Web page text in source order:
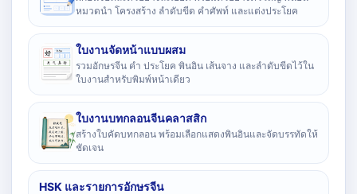
หมวดนำ โครงสร้าง ลำดับขีด คำศัพท์ และแต่งประโยค
ใบงานจัดหน้าแบบผสม
รวมอักษรจีน คำ ประโยค พินอิน เส้นจาง และลำดับขีดไว้ใน
ใบงานสำหรับพิมพ์หน้าเดียว
ใบงานบทกลอนจีนคลาสสิก
สร้างใบคัดบทกลอน พร้อมเลือกแสดงพินอินและจัดบรรทัดให้
ชัดเจน
HSK และรายการอักษรจีน